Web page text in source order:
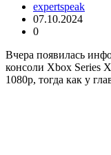
expertspeak
07.10.2024
0
Вчера появилась
консоли Xbox Series
1080р, тогда как у